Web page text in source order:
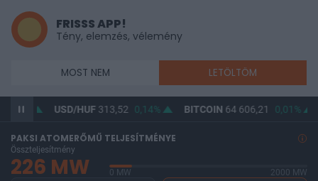
FRISSS APP!
Tény, elemzés, vélemény
MOST NEM LETÖLTÖM
USD/HUF313,52 0,14% BITCOIN 64 606,21 0,01% BUX
PAKSI ATOMERŐMŰ TELJESÍTMÉNYE
Összteljesítmény
226 MW 0 MW
2000 MW